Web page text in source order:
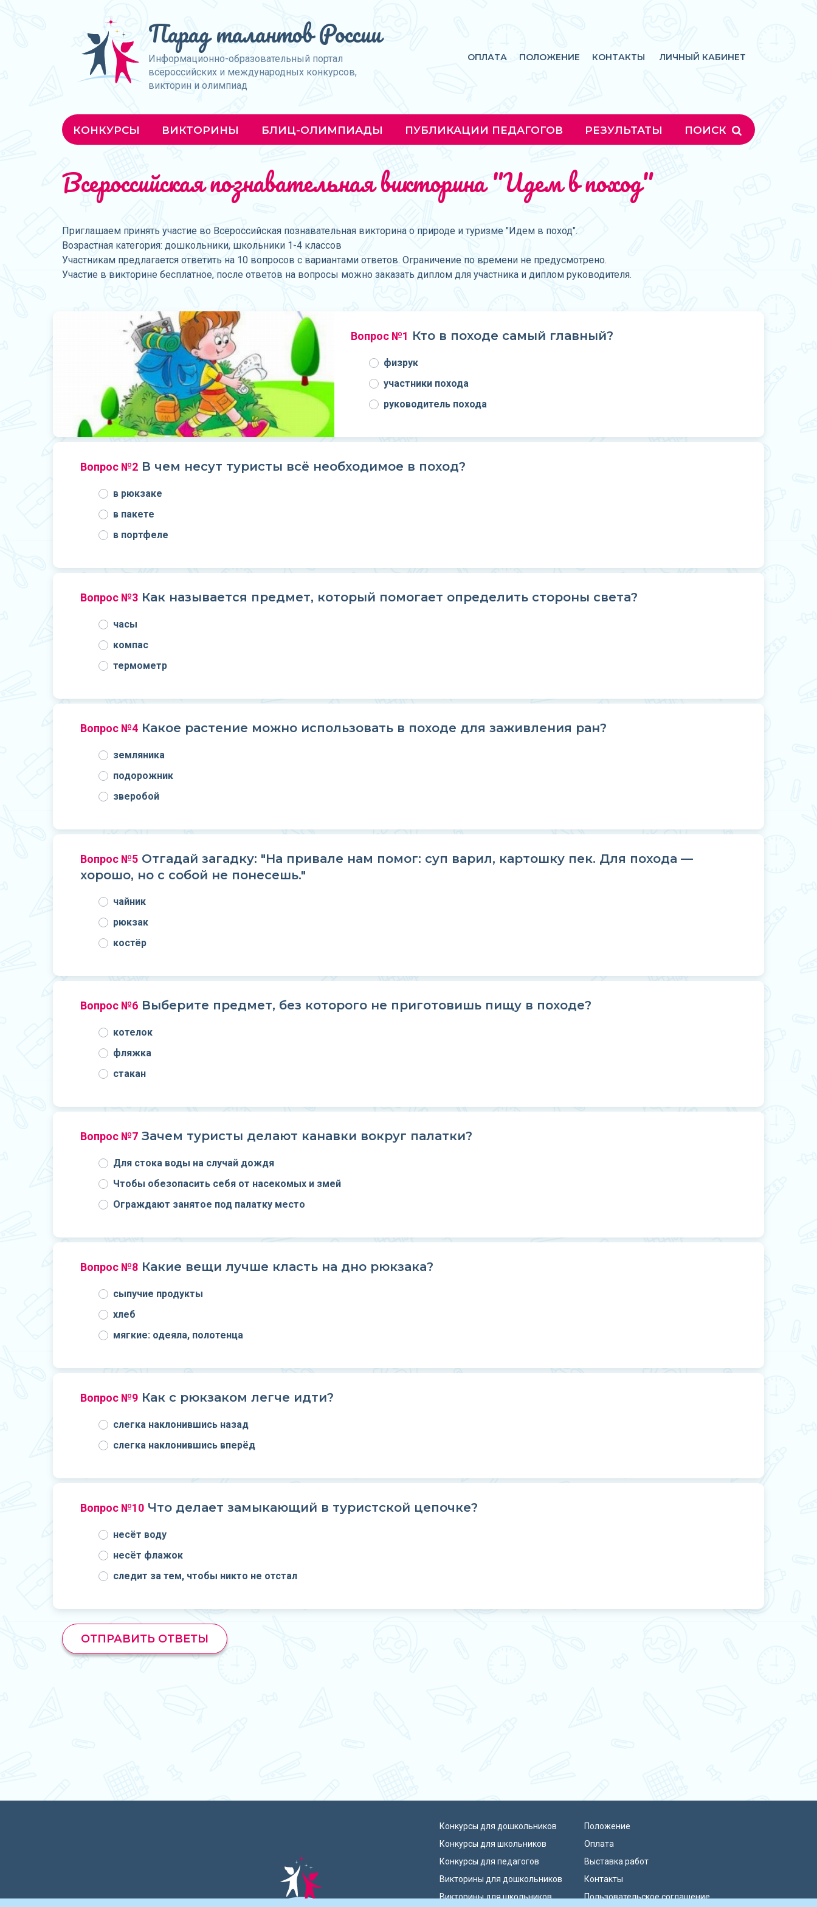
Парад талантов России
Информационно-образовательный портал
всероссийских и международных конкурсов,
викторин и олимпиад
ОПЛАТА ПОЛОЖЕНИЕ КОНТАКТЫ ЛИЧНЫЙ КАБИНЕТ
КОНКУРСЫ ВИКТОРИНЫ БЛИЦ-ОЛИМПИАДЫ ПУБЛИКАЦИИ ПЕДАГОГОВ РЕЗУЛЬТАТЫ ПОИСК
Всероссийская познавательная викторина "Идем в поход"
Приглашаем принять участие во Всероссийская познавательная викторина о природе и туризме "Идем в поход".
Возрастная категория: дошкольники, школьники 1-4 классов
Участникам предлагается ответить на 10 вопросов с вариантами ответов. Ограничение по времени не предусмотрено.
Участие в викторине бесплатное, после ответов на вопросы можно заказать диплом для участника и диплом руководителя.
Вопрос №1 Кто в походе самый главный?
физрук
участники похода
руководитель похода
Вопрос №2 В чем несут туристы всё необходимое в поход?
в рюкзаке
в пакете
в портфеле
Вопрос №3 Как называется предмет, который помогает определить стороны света?
часы
компас
термометр
Вопрос №4 Какое растение можно использовать в походе для заживления ран?
земляника
подорожник
зверобой
Вопрос №5 Отгадай загадку: "На привале нам помог: суп варил, картошку пек. Для похода —
хорошо, но с собой не понесешь."
чайник
рюкзак
костёр
Вопрос №6 Выберите предмет, без которого не приготовишь пищу в походе?
котелок
фляжка
стакан
Вопрос №7 Зачем туристы делают канавки вокруг палатки?
Для стока воды на случай дождя
Чтобы обезопасить себя от насекомых и змей
Ограждают занятое под палатку место
Вопрос №8 Какие вещи лучше класть на дно рюкзака?
сыпучие продукты
хлеб
мягкие: одеяла, полотенца
Вопрос №9 Как с рюкзаком легче идти?
слегка наклонившись назад
слегка наклонившись вперёд
Вопрос №10 Что делает замыкающий в туристской цепочке?
несёт воду
несёт флажок
следит за тем, чтобы никто не отстал
ОТПРАВИТЬ ОТВЕТЫ
Конкурсы для дошкольников
Конкурсы для школьников
Конкурсы для педагогов
Викторины для дошкольников
Викторины для школьников
Положение
Оплата
Выставка работ
Контакты
Пользовательское соглашение